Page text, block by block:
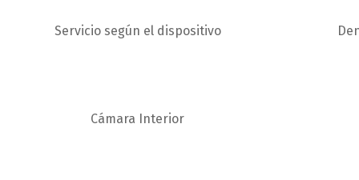
Servicio según el dispositivo
Cámara Interior